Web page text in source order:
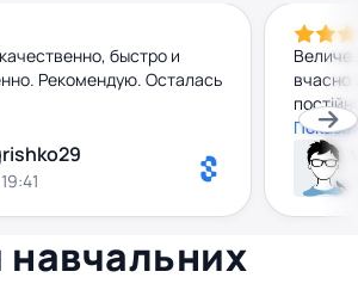
быстро и
Рекомендую. Осталась
вчасно
на всі
навчальних